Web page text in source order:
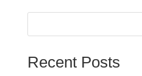
Recent Posts